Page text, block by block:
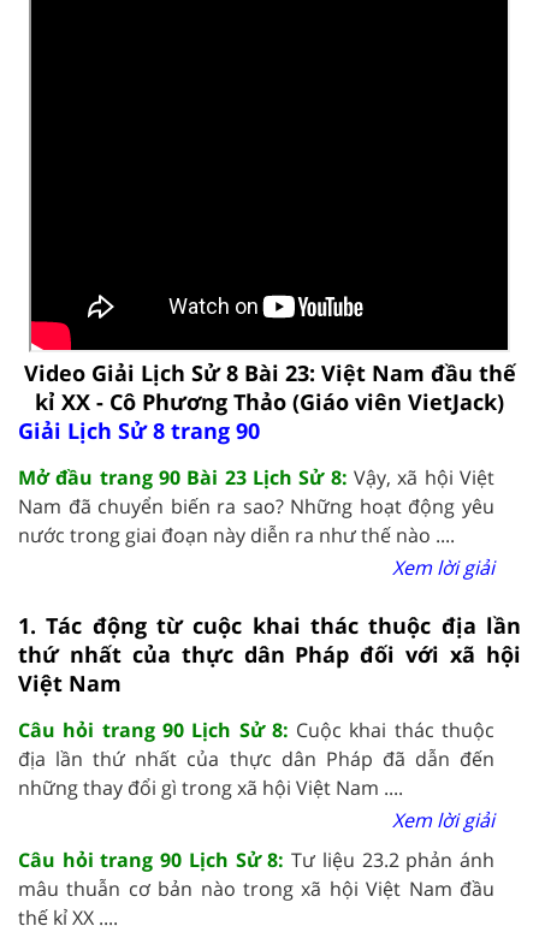
Video Giải Lịch Sử 8 Bài 23: Việt Nam đầu thế
kỉ XX - Cô Phương Thảo (Giáo viên VietJack)
Giải Lịch Sử 8 trang 90
Mở đầu trang 90 Bài 23 Lịch Sử 8: Vậy, xã hội Việt
Nam đã chuyển biến ra sao? Những hoạt động yêu
nước trong giai đoạn này diễn ra như thế nào ....
Xem lời giải
1. Tác động từ cuộc khai thác thuộc địa lần
thứ nhất của thực dân Pháp đối với xã hội
Việt Nam
Câu hỏi trang 90 Lịch Sử 8: Cuộc khai thác thuộc
địa lần thứ nhất của thực dân Pháp đã dẫn đến
những thay đổi gì trong xã hội Việt Nam ....
Xem lời giải
Câu hỏi trang 90 Lịch Sử 8:Tư liệu 23.2 phản ánh
mâu thuẫn cơ bản nào trong xã hội Việt Nam đầu
thế kỉ XX ....